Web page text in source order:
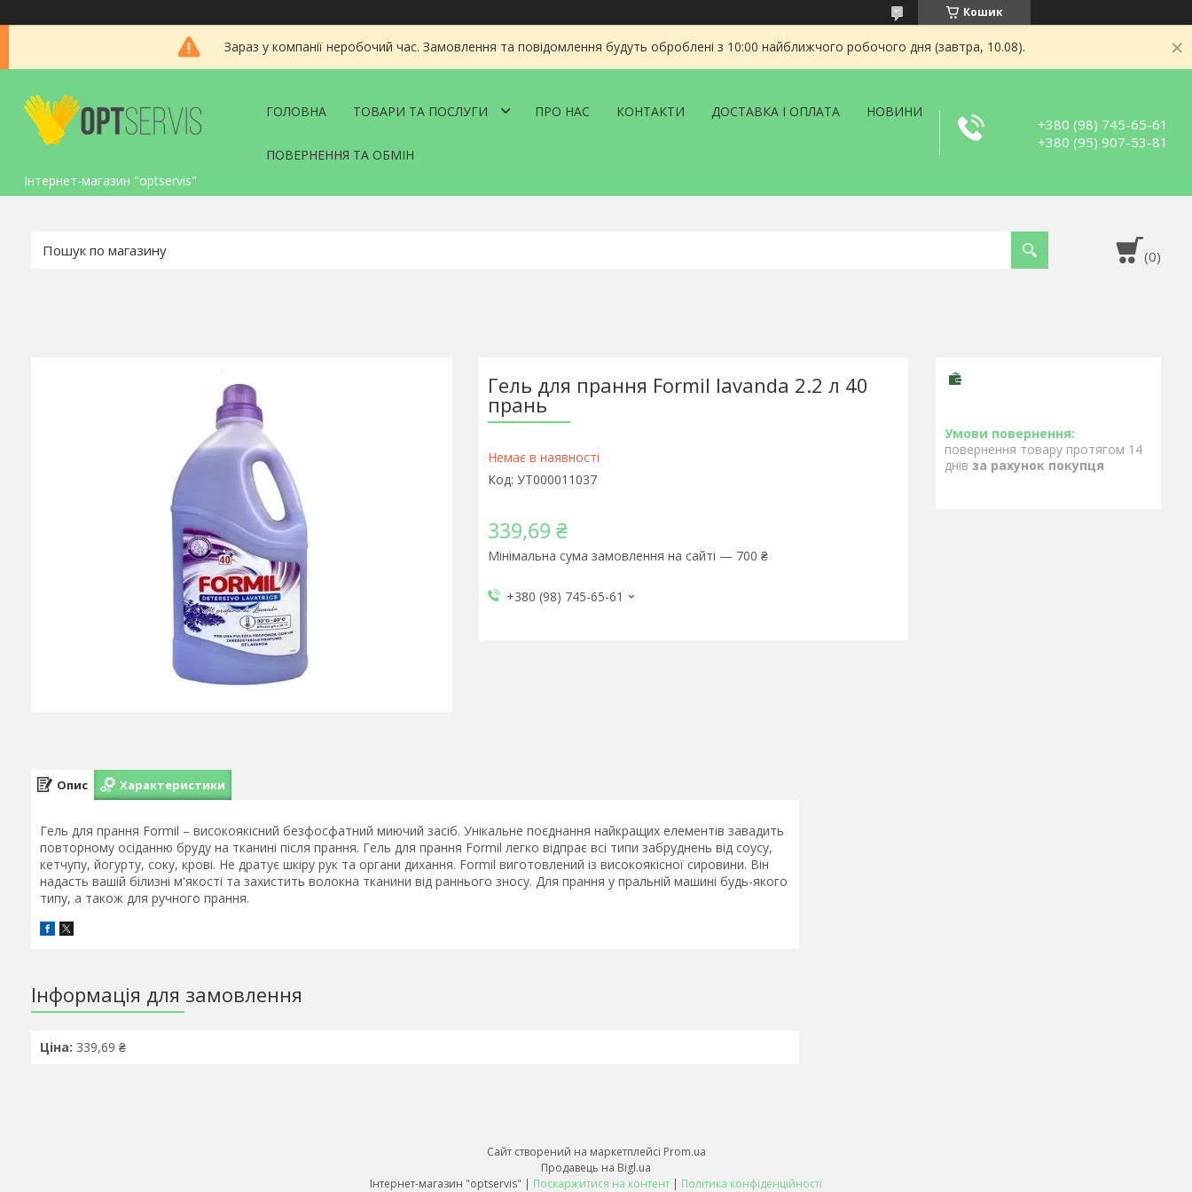
Кошик
Зараз у компанії неробочий час. Замовлення та повідомлення будуть оброблені з 10:00 найближчого робочого дня (завтра, 10.08).
Інтернет-магазин "optservis"
ГОЛОВНА ТОВАРИ ТА ПОСЛУГИ ПРО НАС КОНТАКТИ ДОСТАВКА І ОПЛАТА НОВИНИ
ПОВЕРНЕННЯ ТА ОБМІН
+380 (98) 745-65-61
+380 (95) 907-53-81
Гель для прання Formil lavanda 2.2 л 40
прань
Немає в наявності
Код: УТ000011037
339,69 ₴
Мінімальна сума замовлення на сайті — 700 ₴
+380 (98) 745-65-61
повернення товару протягом 14
днів за рахунок покупця
Опис Характеристики
Гель для прання Formil – високоякісний безфосфатний миючий засіб. Унікальне поєднання найкращих елементів завадить
повторному осіданню бруду на тканині після прання. Гель для прання Formil легко відпрає всі типи забруднень від соусу,
кетчупу, йогурту, соку, крові. Не дратує шкіру рук та органи дихання. Formil виготовлений із високоякісної сировини. Він
надасть вашій білизні м'якості та захистить волокна тканини від раннього зносу. Для прання у пральній машині будь-якого
типу, а також для ручного прання.
Інформація для замовлення
Ціна: 339,69 ₴
Сайт створений на маркетплейсі Prom.ua
Продавець на Bigl.ua
Інтернет-магазин "optservis" | Поскаржитися на контент | Політика конфіденційності